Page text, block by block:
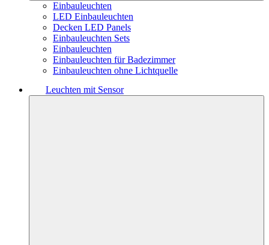
Einbauleuchten
LED Einbauleuchten
Decken LED Panels
Einbauleuchten Sets
Einbauleuchten
Einbauleuchten für Badezimmer
Einbauleuchten ohne Lichtquelle
Leuchten mit Sensor